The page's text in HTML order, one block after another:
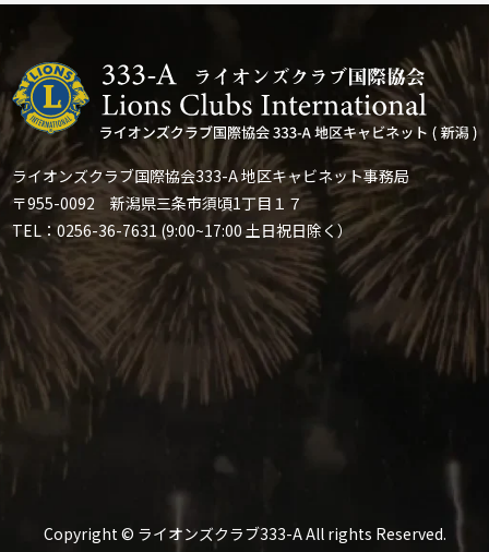
ライオンズクラブ国際協会333-A 地区キャビネット事務局
〒955-0092 新潟県三条市須頃1丁目１７
TEL：0256-36-7631 (9:00~17:00 土日祝日除く）
Copyright © ライオンズクラブ333-A All rights Reserved.